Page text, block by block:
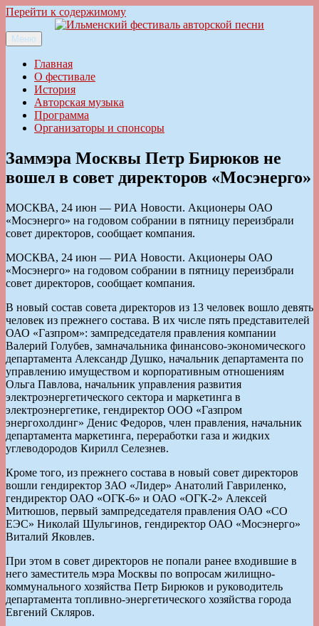
Перейти к содержимому
Ильменский фестиваль авторской песни
Меню
Главная
О фестивале
История
Авторская музыка
Программа
Организаторы и спонсоры
Заммэра Москвы Петр Бирюков не
вошел в совет директоров «Мосэнерго»
МОСКВА, 24 июн — РИА Новости. Акционеры ОАО
«Мосэнерго» на годовом собрании в пятницу переизбрали
совет директоров, сообщает компания.
МОСКВА, 24 июн — РИА Новости. Акционеры ОАО
«Мосэнерго» на годовом собрании в пятницу переизбрали
совет директоров, сообщает компания.
В новый состав совета директоров из 13 человек вошло девять
человек из прежнего состава. В их числе пять представителей
ОАО «Газпром»: зампредседателя правления компании
Валерий Голубев, замначальника финансово-экономического
департамента Александр Душко, начальник департамента по
управлению имуществом и корпоративным отношениям
Ольга Павлова, начальник управления развития
электроэнергетического сектора и маркетинга в
электроэнергетике, гендиректор ООО «Газпром
энергохолдинг» Денис Федоров, член правления, начальник
департамента маркетинга, переработки газа и жидких
углеводородов Кирилл Селезнев.
Кроме того, из прежнего состава в новый совет директоров
вошли гендиректор ЗАО «Лидер» Анатолий Гавриленко,
гендиректор ОАО «ОГК-6» и ОАО «ОГК-2» Алексей
Митюшов, первый зампредседателя правления ОАО «СО
ЕЭС» Николай Шульгинов, гендиректор ОАО «Мосэнерго»
Виталий Яковлев.
При этом в совет директоров не попали ранее входившие в
него заместитель мэра Москвы по вопросам жилищно-
коммунального хозяйства Петр Бирюков и руководитель
департамента топливно-энергетического хозяйства города
Евгений Скляров.